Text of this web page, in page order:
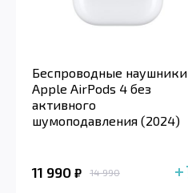
Беспроводные наушники
Apple AirPods 4 без
активного
шумоподавления (2024)
11 990 ₽ 14 990